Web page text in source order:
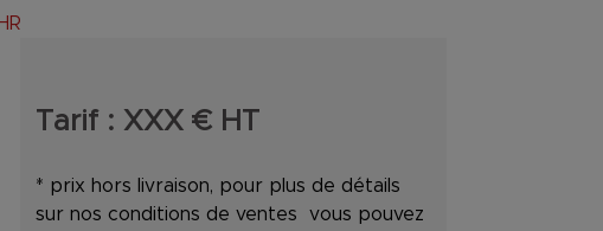
Tarif : XXX€ HT
* prix hors livraison, pour plus de détails
sur nos conditions de ventes vous pouvez